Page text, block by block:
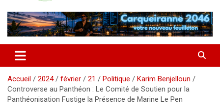
Presse 83
Accueil 2024 février 21 Politique
Karim Benjelloun
Controverse au Panthéon : Le Comité de Soutien pour la
Panthéonisation Fustige la Présence de Marine Le Pen